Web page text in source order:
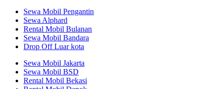
Sewa Mobil Pengantin
Sewa Alphard
Rental Mobil Bulanan
Sewa Mobil Bandara
Drop Off Luar kota
Sewa Mobil Jakarta
Sewa Mobil BSD
Rental Mobil Bekasi